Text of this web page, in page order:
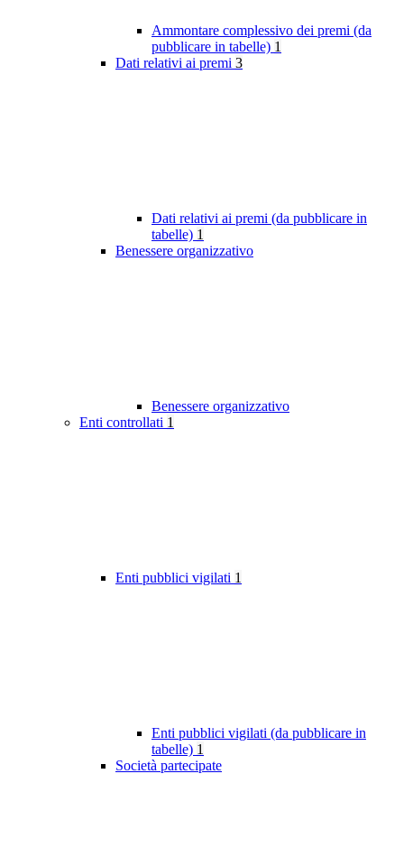
Ammontare complessivo dei premi (da
pubblicare in tabelle) 1
Dati relativi ai premi 3
Dati relativi ai premi (da pubblicare in
tabelle) 1
Benessere organizzativo
Benessere organizzativo
Enti controllati 1
Enti pubblici vigilati 1
Enti pubblici vigilati (da pubblicare in
tabelle) 1
Società partecipate